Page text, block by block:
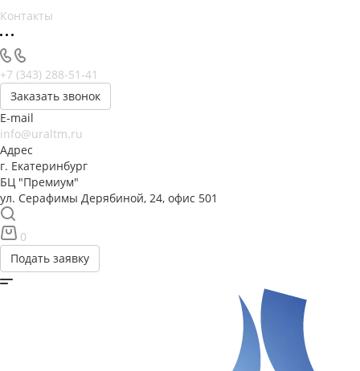
Контакты
+7 (343) 288-51-41
Заказать звонок
E-mail
info@uraltm.ru
Адрес
г. Екатеринбург
БЦ "Премиум"
ул. Серафимы Дерябиной, 24, офис 501
0
Подать заявку